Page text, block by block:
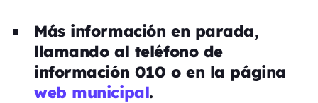
Más información en parada,
llamando al teléfono de
información 010 o en la página
web municipal.